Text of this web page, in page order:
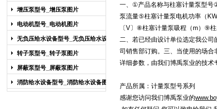
增压泵型号_增压泵图片
电动机型号_电动机图片
无负压给水设备型号_无负压给水设备
图片
转子泵型号_转子泵图片
屏蔽泵型号_屏蔽泵图片
消防给水设备型号_消防给水设备图片
一、
①产品名称与柱塞计量泵型号
泵流量⑤柱塞计量泵电机功率 （
〔V〕 ⑧柱塞计量泵吸程 （m） ⑨
二、若已经由设计单位选定我公司
司销售部订购。三、当使用的场合
详细参数，由我们博禹泵业的技术
产品所属： 计量泵型号系列
感谢您访问我们博禹泵业的